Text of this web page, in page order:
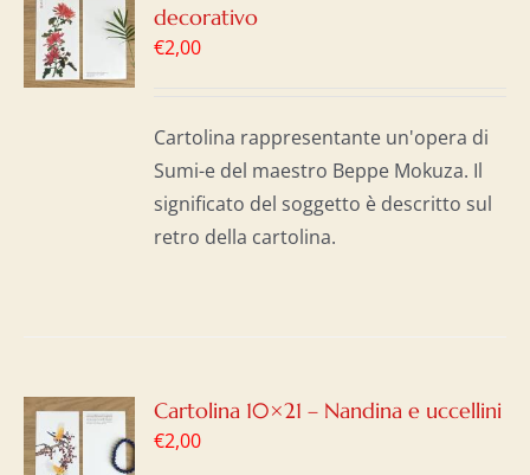
decorativo
€2,00
Cartolina rappresentante un'opera di
Sumi-e del maestro Beppe Mokuza. Il
significato del soggetto è descritto sul
retro della cartolina.
Cartolina 10×21 – Nandina e uccellini
€2,00